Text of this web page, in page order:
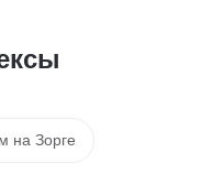
на Зорге